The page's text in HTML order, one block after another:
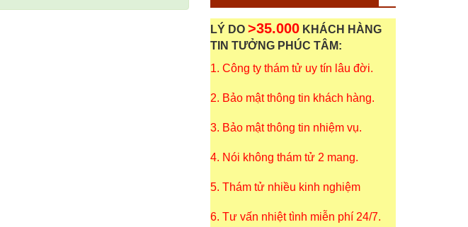
LÝ DO >35.000KHÁCH HÀNG
TIN TƯỞNG PHÚC TÂM:
1. Công ty thám tử uy tín lâu đời.
2. Bảo mật thông tin khách hàng.
3. Bảo mật thông tin nhiệm vụ.
4. Nói không thám tử 2 mang.
5. Thám tử nhiều kinh nghiệm
6. Tư vấn nhiệt tình miễn phí 24/7.